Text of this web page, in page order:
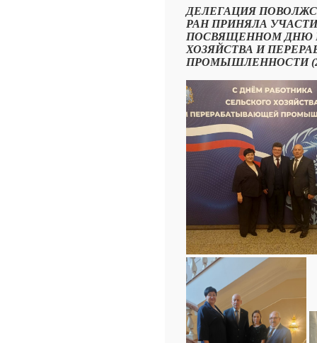
ДЕЛЕГАЦИЯ
РАН ПРИНЯЛА
ПОСВЯЩЕННОМ ДНЮ
ХОЗЯЙСТВА И
ПРОМЫШЛЕННОСТИ